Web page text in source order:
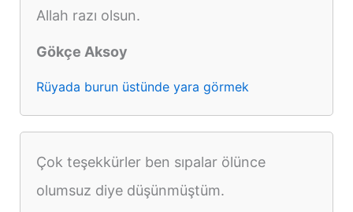
Allah razı olsun.
Gökçe Aksoy
Rüyada burun üstünde yara görmek
Çok teşekkürler ben sıpalar ölünce
olumsuz diye düşünmüştüm.